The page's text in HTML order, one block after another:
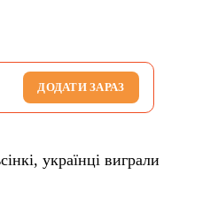
ДОДАТИ ЗАРАЗ
українці виграли